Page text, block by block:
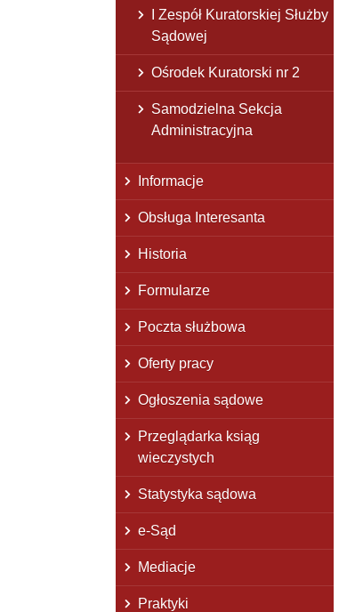
I Zespół Kuratorskiej Służby
Sądowej
Ośrodek Kuratorski nr 2
Samodzielna Sekcja
Administracyjna
Informacje
Obsługa Interesanta
Historia
Formularze
Poczta służbowa
Oferty pracy
Ogłoszenia sądowe
Przeglądarka ksiąg
wieczystych
Statystyka sądowa
e-Sąd
Mediacje
Praktyki